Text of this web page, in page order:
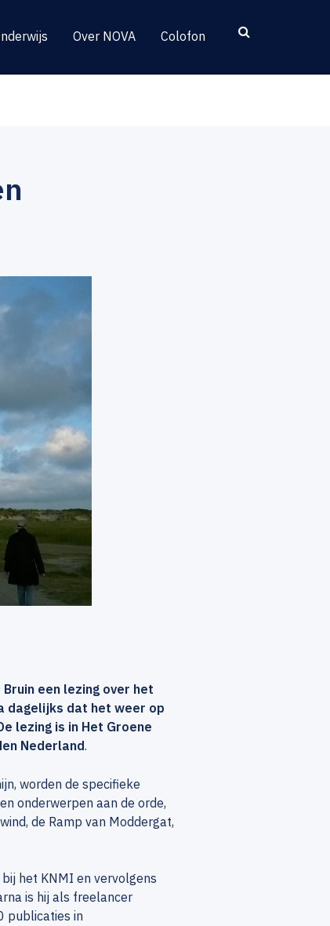
Over NOVA Colofon
een lezing over het
dagelijks dat het weer op
lezing is in Het Groene
Nederland.
worden de specifieke
onderwerpen aan de orde,
de Ramp van Moddergat,
het KNMI en vervolgens
is hij als freelancer
publicaties in